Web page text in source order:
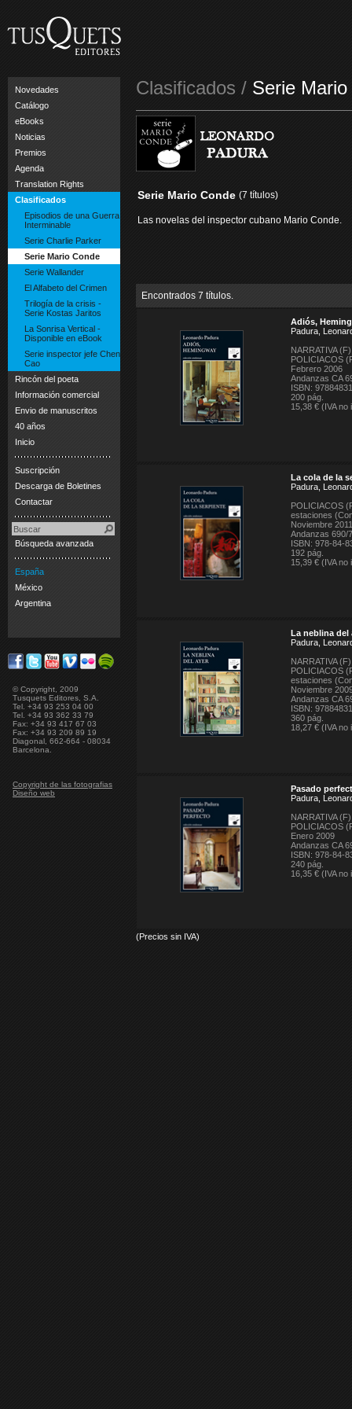
Novedades
Catálogo
eBooks
Noticias
Premios
Agenda
Translation Rights
Clasificados
Episodios de una Guerra
Interminable
Serie Charlie Parker
Serie Mario Conde
Serie Wallander
El Alfabeto del Crimen
Trilogía de la crisis -
Serie Kostas Jaritos
La Sonrisa Vertical -
Disponible en eBook
Serie inspector jefe Chen
Cao
Rincón del poeta
Información comercial
Envio de manuscritos
40 años
Inicio
Suscripción
Descarga de Boletines
Contactar
Búsqueda avanzada
España
México
Argentina
© Copyright, 2009
Tusquets Editores, S.A.
Tel. +34 93 253 04 00
Tel. +34 93 362 33 79
Fax: +34 93 417 67 03
Fax: +34 93 209 89 19
Diagonal, 662-664 - 08034
Barcelona.
Copyright de las fotografias
Diseño web
Clasificados / Serie
Serie Mario Conde (7 títulos)
Las novelas del inspector cubano Mario Conde.
Encontrados 7 títulos.
Adiós,
Padura,
NARRATIVA
POLICIACOS
Febrero 2006
Andanzas CA
ISBN:
200 pág.
15,38 € (IVA no
La cola de la
Padura,
POLICIACOS
estaciones
Noviembre 2011
Andanzas 690/7
ISBN: 978-84-
192 pág.
15,39 € (IVA no
La neblina del
Padura,
NARRATIVA
POLICIACOS
estaciones
Noviembre
Andanzas CA
ISBN:
360 pág.
18,27 € (IVA no
Pasado
Padura,
NARRATIVA
POLICIACOS
Enero 2009
Andanzas CA
ISBN: 978-84-
240 pág.
16,35 € (IVA no
(Precios sin IVA)